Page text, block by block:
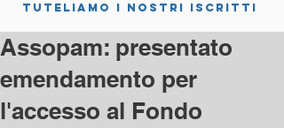
tuteliamo i nostri iscritti
Assopam: presentato
emendamento per
l'accesso al Fondo